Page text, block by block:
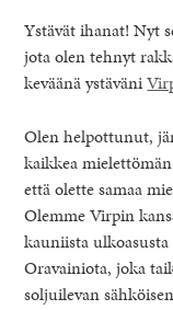
Ystävät ihanat! Nyt
jota olen tehnyt
keväänä ystäväni
Olen helpottunut,
kaikkea
että olette samaa
Olemme Virpin
kauniista
Oravainiota, joka
soljuilevan